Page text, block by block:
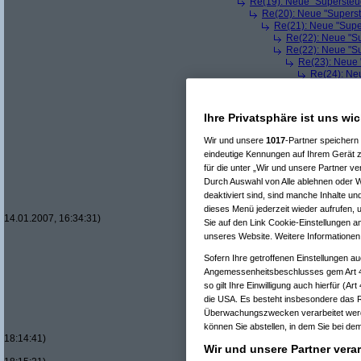
Re(20): Neue
Re(21): Neue
Re(22): Neue
Re(22): Neue
Re(23):
Re(24):
14.01.2007, 16:34:31)
18:14:41)
Ihre Privatsphäre ist uns
Wir und unsere 1017-Partner speichern
eindeutige Kennungen auf Ihrem Gerät
für die unter „Wir und unsere Partner
Durch Auswahl von Alle ablehnen oder
deaktiviert sind, sind manche Inhalte
dieses Menü jederzeit wieder aufrufen,
Sie auf den Link Cookie-Einstellungen
unseres Website. Weitere
Sofern Ihre getroffenen Einstellungen
Angemessenheitsbeschlusses gem Art
so gilt Ihre Einwilligung auch hierfür
die USA. Es besteht insbesondere das
Überwachungszwecken verarbeitet
können Sie abstellen, in dem Sie bei
Wir und unsere Partner